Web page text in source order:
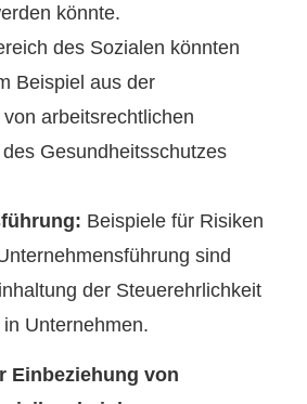
könnte.
des Sozialen könnten
Beispiel aus der
arbeitsrechtlichen
Gesundheitsschutzes
Beispiele für Risiken
sind
der Steuerehrlichkeit
Unternehmen.
Einbeziehung von